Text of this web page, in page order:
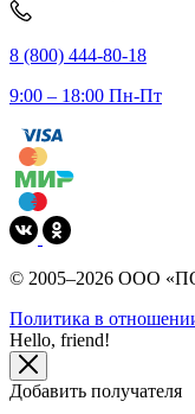
8 (800) 444-80-18
9:00 – 18:00 Пн-Пт
© 2005–2026 ООО
Политика в
Hello, friend!
Добавить получателя